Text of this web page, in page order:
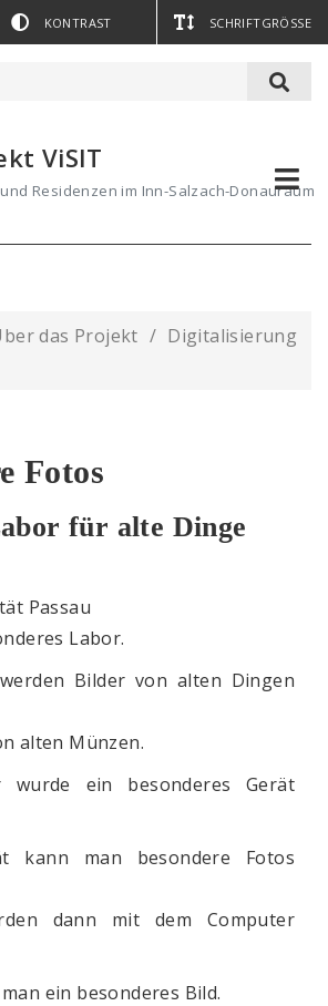
KONTRAST SCHRIFTGRÖSSE
ViSIT
Residenzen im Inn-Salzach-Donauraum
das Projekt
Digitalisierung
Fotos
für alte Dinge
Passau
Labor.
Bilder von alten Dingen
alten Münzen.
ein besonderes Gerät
kann man besondere Fotos
dann mit dem Computer
ein besonderes Bild.